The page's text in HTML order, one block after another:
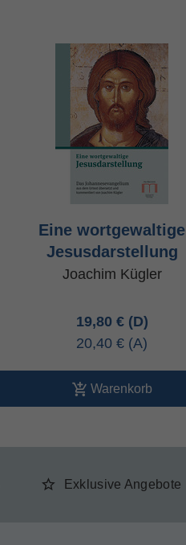
Eine wortgewaltige
Jesusdarstellung
Joachim Kügler
19,80 €
20,40 €
Warenkorb
Exklusive Angebote